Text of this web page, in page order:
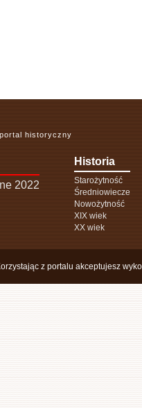
historyczny
2022
Historia
Starożytność
Średniowiecze
Nowożytność
XIX wiek
XX wiek
z portalu akceptujesz